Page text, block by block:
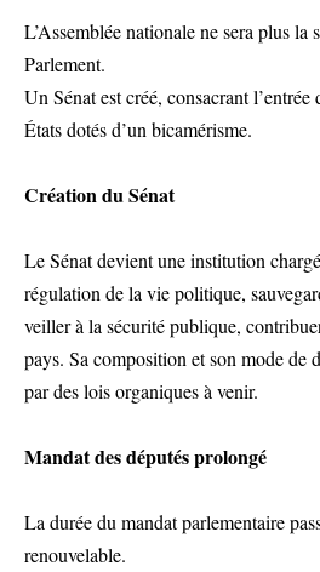
L’Assemblée nationale ne sera plus la
Parlement.
Un Sénat est créé, consacrant
États dotés d’un bicamérisme.
Création du Sénat
Le Sénat devient une institution
régulation de la vie politique,
veiller à la sécurité publique,
pays. Sa composition et son mode de
par des lois organiques à venir.
Mandat des députés prolongé
La durée du mandat parlementaire
renouvelable.